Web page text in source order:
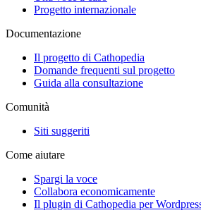
Progetto internazionale
Documentazione
Il progetto di Cathopedia
Domande frequenti sul progetto
Guida alla consultazione
Comunità
Siti suggeriti
Come aiutare
Spargi la voce
Collabora economicamente
Il plugin di Cathopedia per